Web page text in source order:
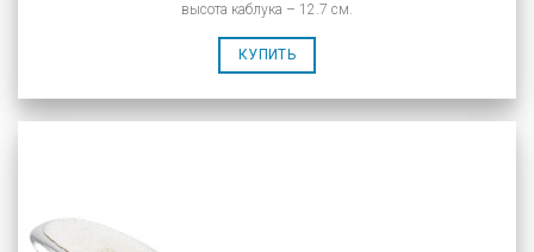
высота каблука – 12.7 см.
КУПИТЬ